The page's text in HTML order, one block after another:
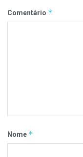
Comentário *
Nome *